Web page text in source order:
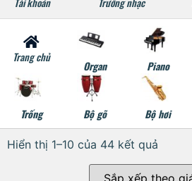
Trang chủ
Organ Piano
Trống Bộ gõ Bộ hơi
Hiển thị 1–10 của 44 kết quả